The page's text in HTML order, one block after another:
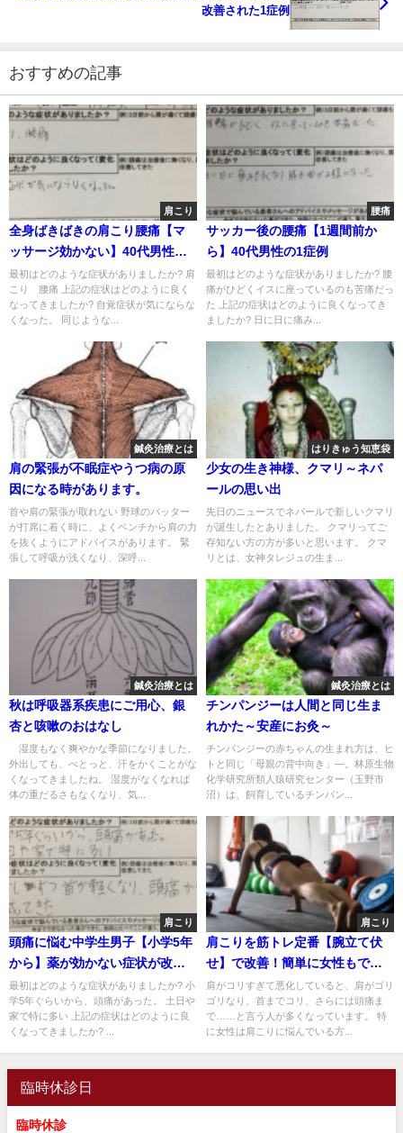
改善された1症例
おすすめの記事
肩こり
全身ばきばきの肩こり腰痛【マ
ッサージ効かない】40代男性の1
症例
最初はどのような症状がありましたか? 肩
こり 腰痛 上記の症状はどのように良く
なってきましたか? 自覚症状が気にならな
くなった。 同じような...
腰痛
サッカー後の腰痛【1週間前か
ら】40代男性の1症例
最初はどのような症状がありましたか? 腰
痛がひどくイスに座っているのも苦痛だっ
た 上記の症状はどのように良くなってき
ましたか? 日に日に痛み...
鍼灸治療とは
肩の緊張が不眠症やうつ病の原
因になる時があります。
首や肩の緊張が取れない 野球のバッター
が打席に着く時に、よくベンチから肩の力
を抜くようにアドバイスがあります。 緊
張して呼吸が浅くなり、深呼...
はりきゅう知恵袋
少女の生き神様、クマリ～ネパ
ールの思い出
先日のニュースでネパールで新しいクマリ
が誕生したとありました。 クマリってご
存知ない方の方が多いと思います。 クマ
リとは、女神タレジュの生ま...
鍼灸治療とは
秋は呼吸器系疾患にご用心、銀
杏と咳嗽のおはなし
湿度もなく爽やかな季節になりました。
外出しても、べとっと、汗をかくことがな
くなってきましたね。 湿度がなくなれば
体の重だるさもなくなり、気...
鍼灸治療とは
チンパンジーは人間と同じ生ま
れかた～安産にお灸～
チンパンジーの赤ちゃんの生まれ方は、ヒ
トと同じ「母親の背中向き」―。林原生物
化学研究所類人猿研究センター（玉野市
沼）は、飼育しているチンパン...
肩こり
頭痛に悩む中学生男子【小学5年
から】薬が効かない症状が改善
した1症例
最初はどのような症状がありましたか? 小
学5年ぐらいから、頭痛があった。 土日や
家で特に多い 上記の症状はどのように良
くなってきましたか? ...
肩こり
肩こりを筋トレ定番【腕立て伏
せ】で改善！簡単に女性もでき
る壁を使った方法
肩がコリすぎて悪化していると、肩がゴリ
ゴリなり、首までコリ、さらには頭痛ま
で……と言う人が多くなっています。 特
に女性は肩こりに悩んでいる方...
臨時休診日
臨時休診